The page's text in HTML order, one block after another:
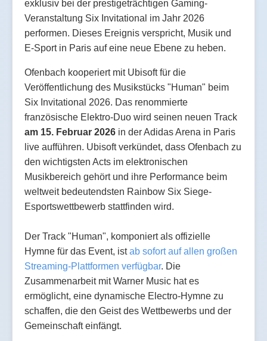
exklusiv bei der prestigeträchtigen Gaming-
Veranstaltung Six Invitational im Jahr 2026
performen. Dieses Ereignis verspricht, Musik und
E-Sport in Paris auf eine neue Ebene zu heben.
Ofenbach kooperiert mit Ubisoft für die
Veröffentlichung des Musikstücks "Human" beim
Six Invitational 2026. Das renommierte
französische Elektro-Duo wird seinen neuen Track
am 15. Februar 2026 in der Adidas Arena in Paris
live aufführen. Ubisoft verkündet, dass Ofenbach zu
den wichtigsten Acts im elektronischen
Musikbereich gehört und ihre Performance beim
weltweit bedeutendsten Rainbow Six Siege-
Esportswettbewerb stattfinden wird.
Der Track "Human", komponiert als offizielle
Hymne für das Event, istab sofort auf allen großen
Streaming-Plattformen verfügbar. Die
Zusammenarbeit mit Warner Music hat es
ermöglicht, eine dynamische Electro-Hymne zu
schaffen, die den Geist des Wettbewerbs und der
Gemeinschaft einfängt.